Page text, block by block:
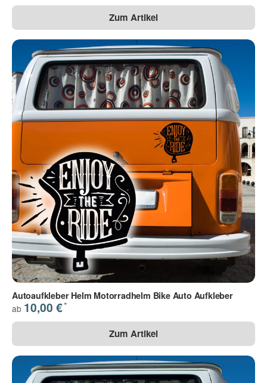
Zum Artikel
Autoaufkleber Helm Motorradhelm Bike Auto Aufkleber
ab 10,00 €*
Zum Artikel